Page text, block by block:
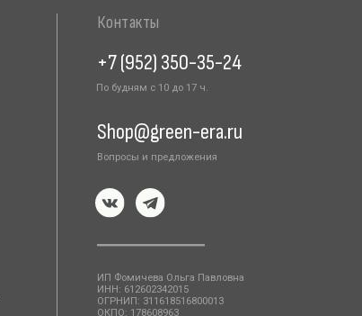
ИП Фомичева Ольга Павловна
Расчетный счет: 40802810900000921949
Адрес: 192289, Санкт-Петербург, пр. Девятого
Разработка сайта